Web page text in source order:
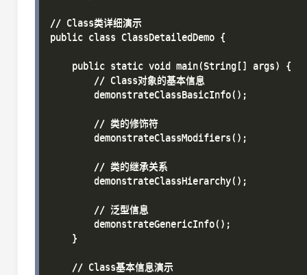
// Class类详细演示
public class ClassDetailedDemo {
    public static void main(String[] args) {
        // Class对象的基本信息
        demonstrateClassBasicInfo();
        // 类的修饰符
        demonstrateClassModifiers();
        // 类的继承关系
        demonstrateClassHierarchy();
        // 泛型信息
        demonstrateGenericInfo();
    }
    // Class基本信息演示